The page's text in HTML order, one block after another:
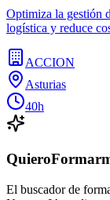
Optimiza la gestión
logística y reduce
ACCION
Asturias
40h
El buscador de